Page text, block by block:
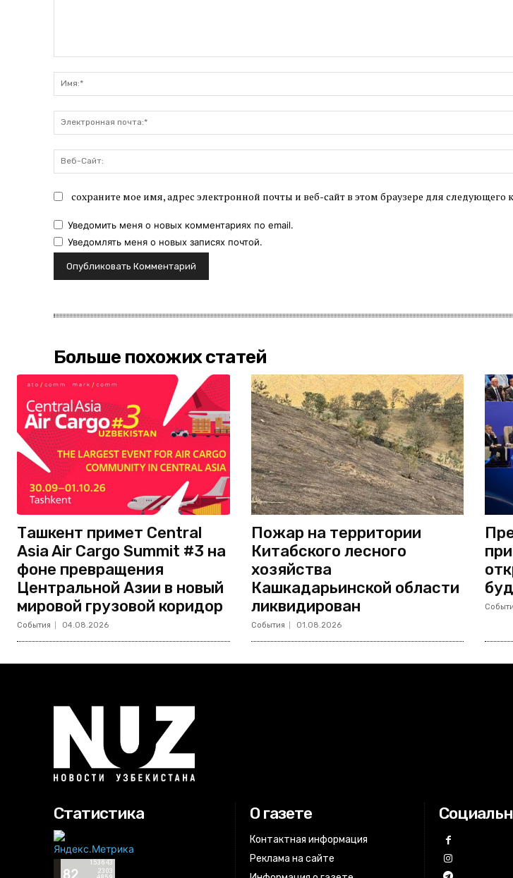
сохраните мое имя, адрес электронной почты и веб-сайт в этом браузере для следующего
Уведомить меня о новых комментариях по email.
Уведомлять меня о новых записях почтой.
Больше похожих статей
Ташкент примет Central
Asia Air Cargo Summit #3 на
фоне превращения
Центральной Азии в новый
мировой грузовой коридор
События 04.08.2026
Пожар на территории
Китабского лесного
хозяйства
Кашкадарьинской области
ликвидирован
События 01.08.2026
Статистика О газете
Контактная информация
Реклама на сайте